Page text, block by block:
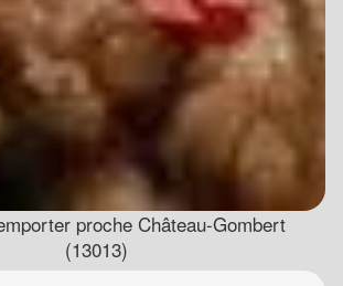
proche Château-Gombert
(13013)